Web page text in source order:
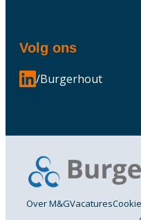
Volg ons
/Burgerhout
Over M&GVacatures